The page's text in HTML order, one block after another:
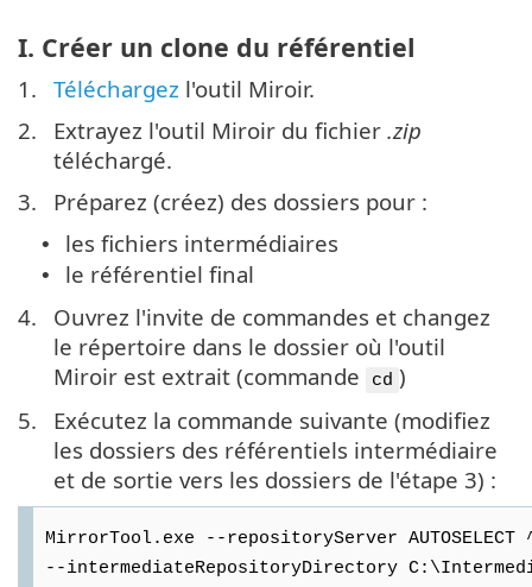
I. Créer un clone du référentiel
1. Téléchargez l'outil Miroir.
2.
Extrayez l'outil Miroir du fichier .zip
téléchargé.
3.
Préparez (créez) des dossiers pour :
• les fichiers intermédiaires
•
le référentiel final
4.
Ouvrez l'invite de commandes et changez
le répertoire dans le dossier où l'outil
Miroir est extrait (commande
cd )
5.
Exécutez la commande suivante (modifiez
les dossiers des référentiels intermédiaire
et de sortie vers les dossiers de l'étape 3) :
MirrorTool.exe --repositoryServer AUTOSELECT
--intermediateRepositoryDirectory